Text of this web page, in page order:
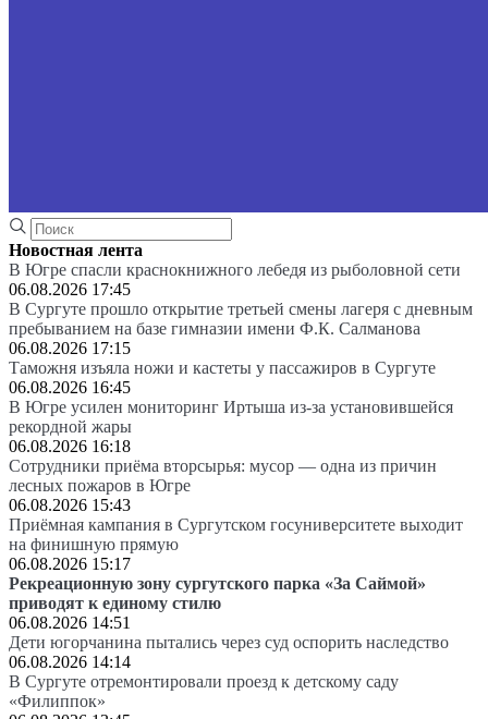
Новостная лента
В Югре спасли краснокнижного лебедя из рыболовной сети
06.08.2026 17:45
В Сургуте прошло открытие третьей смены лагеря с дневным
пребыванием на базе гимназии имени Ф.К. Салманова
06.08.2026 17:15
Таможня изъяла ножи и кастеты у пассажиров в Сургуте
06.08.2026 16:45
В Югре усилен мониторинг Иртыша из-за установившейся
рекордной жары
06.08.2026 16:18
Сотрудники приёма вторсырья: мусор — одна из причин
лесных пожаров в Югре
06.08.2026 15:43
Приёмная кампания в Сургутском госуниверситете выходит
на финишную прямую
06.08.2026 15:17
Рекреационную зону сургутского парка «За Саймой»
приводят к единому стилю
06.08.2026 14:51
Дети югорчанина пытались через суд оспорить наследство
06.08.2026 14:14
В Сургуте отремонтировали проезд к детскому саду
«Филиппок»